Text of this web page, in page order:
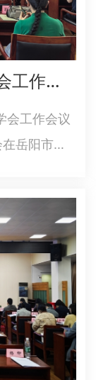
岳阳市科协召开2026年学会工作会议暨社会组织乱象专项整顿工作推进会
工作会议
岳阳市科
并讲话。
术工作，围